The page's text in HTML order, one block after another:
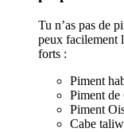
Tu n’as pas de
peux facilement
forts :
Piment
Piment de
Piment
Cabe